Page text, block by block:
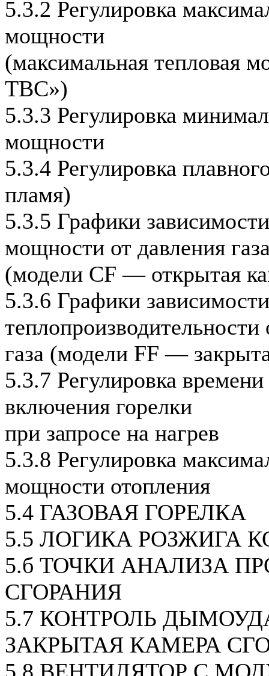
5.3.2 Регулировка
мощности
(максимальная тепловая
ТВС»)
5.3.3 Регулировка
мощности
5.3.4 Регулировка
пламя)
5.3.5 Графики
мощности от давления
(модели CF — открытая
5.3.6 Графики зависимости
теплопроизводительности
газа (модели FF —
5.3.7 Регулировка
включения горелки
при запросе на нагрев
5.3.8 Регулировка
мощности отопления
5.4 ГАЗОВАЯ ГОРЕЛКА
5.5 ЛОГИКА РОЗЖИГА
5.б ТОЧКИ АНАЛИЗА
СГОРАНИЯ
5.7 КОНТРОЛЬ
ЗАКРЫТАЯ КАМЕРА